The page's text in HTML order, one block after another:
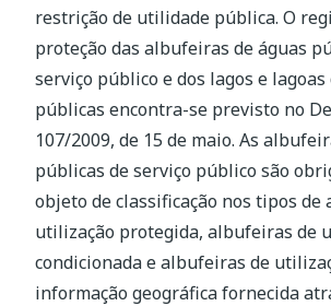
restrição de utilidade pública. O
proteção das albufeiras de águas
serviço público e dos lagos e lagoas
públicas encontra-se previsto no
107/2009, de 15 de maio. As
públicas de serviço público são
objeto de classificação nos tipos de
utilização protegida, albufeiras de
condicionada e albufeiras de
informação geográfica fornecida